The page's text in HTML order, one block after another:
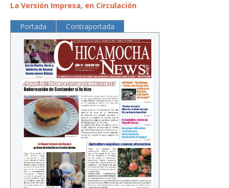
La Versión Impresa, en Circulación
Portada Contraportada